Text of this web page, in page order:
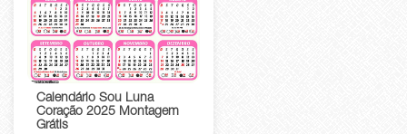
Calendário Sou Luna
Coração 2025 Montagem
Grátis